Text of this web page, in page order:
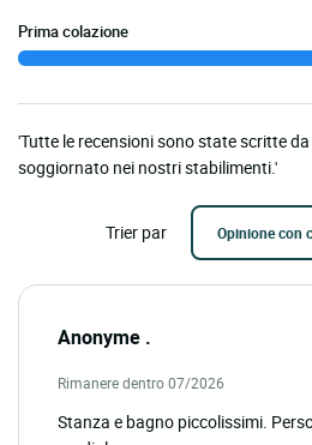
Prima colazione
'Tutte le recensioni sono state scritte
soggiornato nei nostri stabilimenti.'
Trier par
Anonyme .
Rimanere dentro 07/2026
Stanza e bagno piccolissimi.